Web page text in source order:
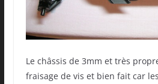
Le châssis de 3mm et très
fraisage de vis et bien fait car